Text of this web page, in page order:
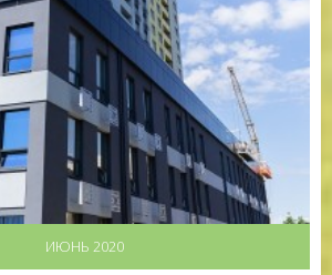
ИЮНЬ 2020